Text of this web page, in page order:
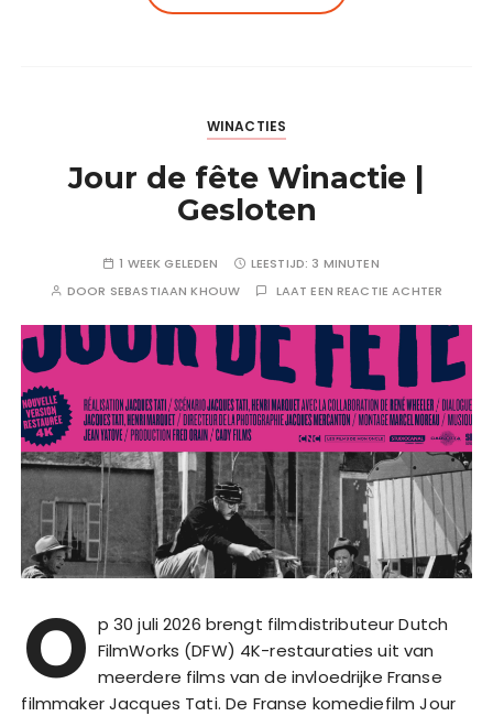
WINACTIES
Jour de fête Winactie |
Gesloten
1 WEEK GELEDEN LEESTIJD: 3 MINUTEN
DOOR SEBASTIAAN KHOUW LAAT EEN REACTIE ACHTER
O p 30 juli 2026 brengt filmdistributeur Dutch
FilmWorks (DFW) 4K-restauraties uit van
meerdere films van de invloedrijke Franse
filmmaker Jacques Tati. De Franse komediefilm Jour